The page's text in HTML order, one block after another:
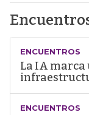
ENCUENTROS
La IA marca
ENCUENTROS